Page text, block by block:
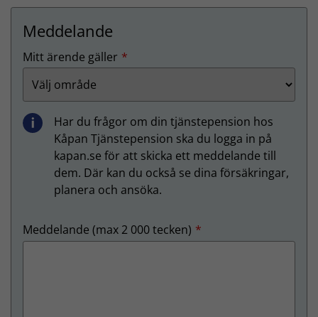
Meddelande
Mitt ärende gäller
(Obligatoriskt)
Har du frågor om din tjänstepension hos
Kåpan Tjänstepension ska du logga in på
kapan.se för att skicka ett meddelande till
dem. Där kan du också se dina försäkringar,
planera och ansöka.
Meddelande (max 2 000 tecken)
(Obligatoriskt)